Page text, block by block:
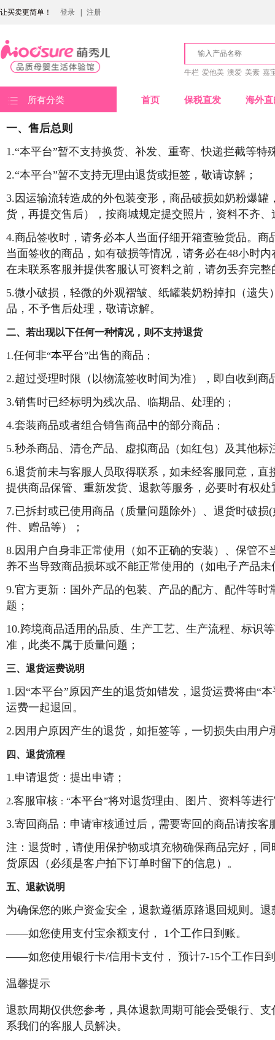
让买卖更简单！ 登录 注册
牛栏 爱他美 澳爱 美素 嘉
所有分类 首页 保税直发 海外直
一、售后总则
1.“本平台”暂不支持换货、补发、重寄、快递拦截等特
2.“本平台”暂不支持无理由退货或拒签，敬请谅解；
3.因运输流转造成的外包装变形，商品破损如奶粉爆
货，再提交售后），按商城规定提交照片，资料不齐
4.商品签收时，请务必本人当面仔细开箱查验货品。
当面签收的商品，如有破损等情况，请务必在48小时
在未联系客服并提供客服认可资料之前，请勿丢弃完
5.微小破损，轻微的外观褶皱、纸罐装奶粉掉扣（遗
品，不予售后处理，敬请谅解。
二、若出现以下任何一种情况，则不支持退货
1.任何非“本平台”出售的商品 ；
2.超过受理时限（以物流签收时间为准），即自收到商
3.销售时已经标明为残次品、临期品、处理的 ；
4.套装商品或者组合销售商品中的部分商品 ；
5.秒杀商品、清仓产品、虚拟商品（如红包）及其他标
6.退货前未与客服人员取得联系，如未经客服同意，
提供商品保管、重新发货、退款等服务，必要时有权处
7.已拆封或已使用商品（质量问题除外）、退货时破
件、赠品等）；
8.因用户自身非正常使用（如不正确的安装）、保管
养不当导致商品损坏或不能正常使用的（如电子产品
9.官方更新：国外产品的包装、产品的配方、配件等
题；
10.跨境商品适用的品质、生产工艺、生产流程、标识
准，此类不属于质量问题；
三、退货运费说明
1.因“本平台”原因产生的退货如错发，退货运费将由“
运费一起退回。
2.因用户原因产生的退货，如拒签等，一切损失由用户
四、退货流程
1.申请退货：提出申请；
2.客服审核 ： “本平台”将对退货理由、图片、资料等进
3.寄回商品：申请审核通过后，需要寄回的商品请按客
注：退货时，请使用保护物或填充物确保商品完好，
货原因（必须是客户拍下订单时留下的信息）。
五、退款说明
为确保您的账户资金安全，退款遵循原路退回规则。
——如您使用支付宝余额支付， 1个工作日到账。
——如您使用银行卡/信用卡支付， 预计7-15个工作日
温馨提示
退款周期仅供您参考，具体退款周期可能会受银行、
系我们的客服人员解决。